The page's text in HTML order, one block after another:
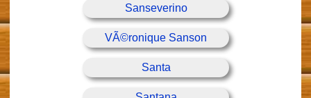
Sanseverino
VÃ©ronique Sanson
Santa